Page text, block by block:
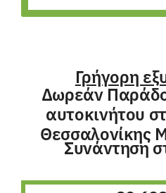
Γρήγορη
Δωρεάν
αυτοκινήτου
Θεσσαλονίκης
Συνάντηση